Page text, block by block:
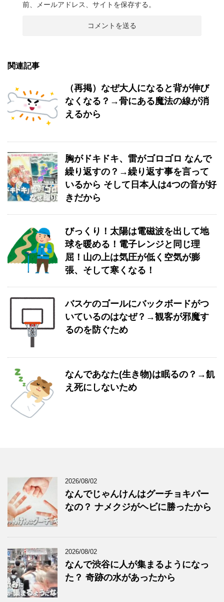
前、メールアドレス、サイトを保存する。
関連記事
（再掲）なぜ大人になると背が伸び
なくなる？→骨にある魔法の線が消
えるから
胸がドキドキ、雷がゴロゴロ なんで
繰り返すの？→繰り返す事を言って
いるから そして日本人は4つの音が好
きだから
びっくり！太陽は電磁波を出して地
球を暖める！電子レンジと同じ理
屈！山の上は気圧が低く空気が膨
張、そして寒くなる！
バスケのゴールにバックボードがつ
いているのはなぜ？→観客が邪魔す
るのを防ぐため
なんであなた(生き物)は眠るの？→飢
え死にしないため
2026/08/02
なんでじゃんけんはグーチョキパー
なの？ ナメクジがヘビに勝ったから
2026/08/02
なんで渋谷に人が集まるようになっ
た？ 奇跡の水があったから